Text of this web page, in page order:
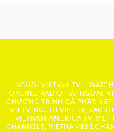
NGUOI VIET dot TV ::
ONLINE, RADIO HẢI NGOẠI,
CHƯƠNG TRÌNH ĐÃ PHÁT:
VIETV, NGUOI VIET TV,
VIETNAM AMERICA TV, VIET
CHANNELS, VIETNAMESE